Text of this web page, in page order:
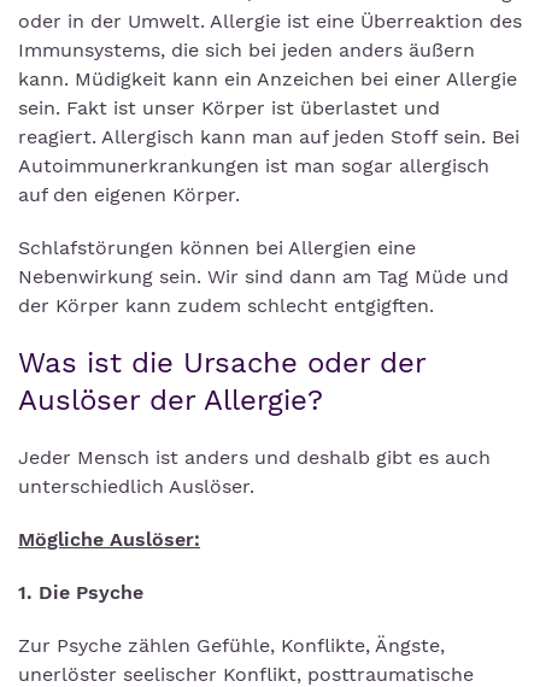
oder in der Umwelt. Allergie ist eine Überreaktion des
Immunsystems, die sich bei jeden anders äußern
kann. Müdigkeit kann ein Anzeichen bei einer Allergie
sein. Fakt ist unser Körper ist überlastet und
reagiert. Allergisch kann man auf jeden Stoff sein. Bei
Autoimmunerkrankungen ist man sogar allergisch
auf den eigenen Körper.
Schlafstörungen können bei Allergien eine
Nebenwirkung sein. Wir sind dann am Tag Müde und
der Körper kann zudem schlecht entgigften.
Was ist die Ursache oder der
Auslöser der Allergie?
Jeder Mensch ist anders und deshalb gibt es auch
unterschiedlich Auslöser.
Mögliche Auslöser:
1. Die Psyche
Zur Psyche zählen Gefühle, Konflikte, Ängste,
unerlöster seelischer Konflikt, posttraumatische